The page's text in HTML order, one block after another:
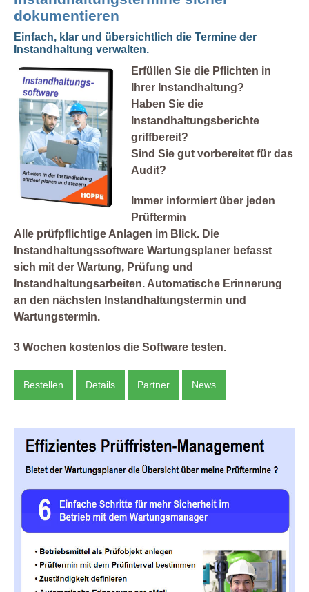
dokumentieren
Einfach, klar und übersichtlich die Termine der
Instandhaltung verwalten.
Erfüllen Sie die Pflichten in
Ihrer Instandhaltung?
Haben Sie die
Instandhaltungsberichte
griffbereit?
Sind Sie gut vorbereitet für das
Audit?
Immer informiert über jeden
Prüftermin
Alle prüfpflichtige Anlagen im Blick. Die
Instandhaltungssoftware Wartungsplaner befasst
sich mit der Wartung, Prüfung und
Instandhaltungsarbeiten. Automatische Erinnerung
an den nächsten Instandhaltungstermin und
Wartungstermin.
3 Wochen kostenlos die Software testen.
Bestellen Details Partner News